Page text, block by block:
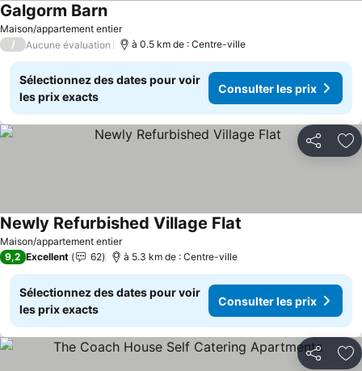
Maison/appartement entier
Galgorm Barn
/ Aucune évaluation à 0.5 km de : Centre-ville
Sélectionnez des dates pour voir
les prix exacts
Consulter les prix
Partager
Maison/appartement entier
Newly Refurbished Village Flat
9,2 Excellent 62 à 5.3 km de : Centre-ville
Sélectionnez des dates pour voir
les prix exacts
Consulter les prix
Partager